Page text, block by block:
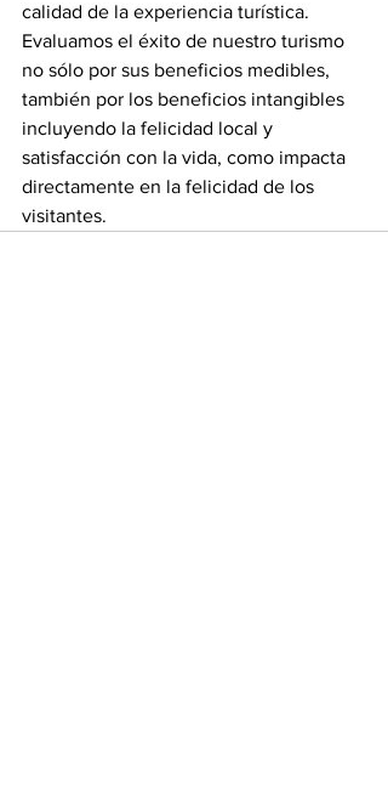
calidad de la experiencia turística.
Evaluamos el éxito de nuestro turismo
no sólo por sus beneficios medibles,
también por los beneficios intangibles
incluyendo la felicidad local y
satisfacción con la vida, como impacta
directamente en la felicidad de los
visitantes.